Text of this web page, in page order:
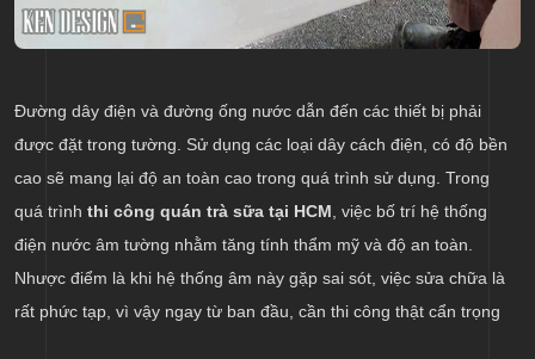
Đường dây điện và đường ống nước dẫn đến các thiết bị phải
được đặt trong tường. Sử dụng các loại dây cách điện, có độ bền
cao sẽ mang lại độ an toàn cao trong quá trình sử dụng. Trong
quá trình thi công quán trà sữa tại HCM , việc bố trí hệ thống
điện nước âm tường nhằm tăng tính thẩm mỹ và độ an toàn.
Nhược điểm là khi hệ thống âm này gặp sai sót, việc sửa chữa là
rất phức tạp, vì vậy ngay từ ban đầu, cần thi công thật cẩn trọng